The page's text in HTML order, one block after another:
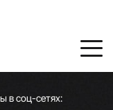
в соц-сетях: